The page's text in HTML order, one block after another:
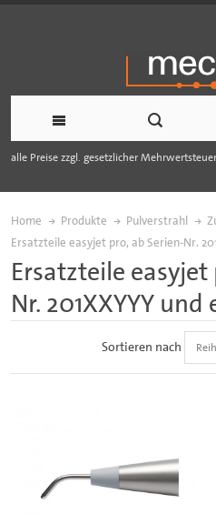
alle Preise zzgl. gesetzlicher Mehrwertsteuer
Home Produkte Pulverstrahl
Ersatzteile easyjet pro, ab Serien-Nr.
Ersatzteile easyjet
Nr. 201XXYYY
Sortieren nach